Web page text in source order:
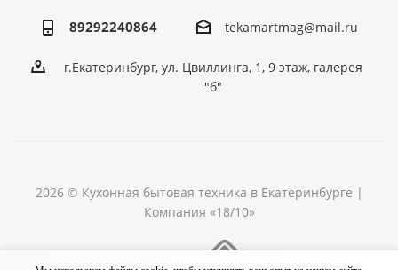
89292240864 tekamartmag@mail.ru
г.Екатеринбург, ул. Цвиллинга, 1, 9 этаж, галерея
"б"
2026 © Кухонная бытовая техника в Екатеринбурге |
Компания «18/10»